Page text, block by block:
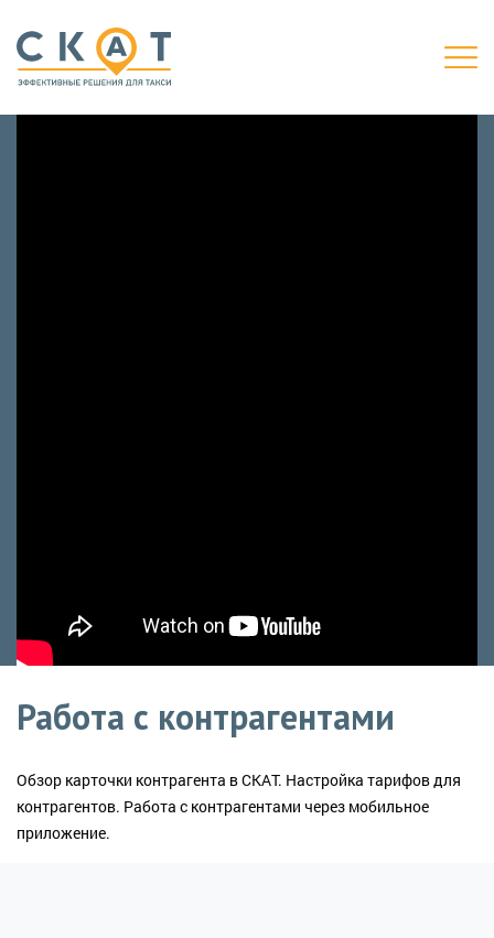
Работа с контрагентами
Обзор карточки контрагента в СКАТ. Настройка тарифов для
контрагентов. Работа с контрагентами через мобильное
приложение.